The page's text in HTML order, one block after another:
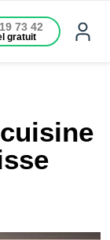
73 42
gratuit